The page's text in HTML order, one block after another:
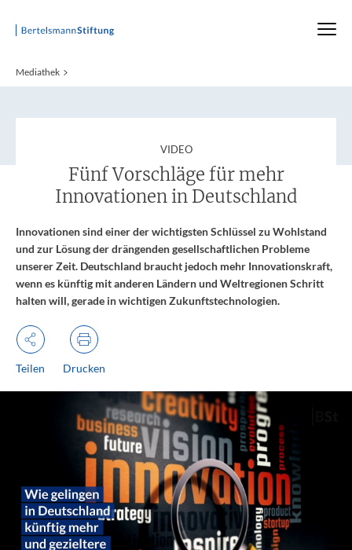
Startseite
Mediathek
VIDEO:
Fünf Vorschläge für mehr
Innovationen in Deutschland
Innovationen sind einer der wichtigsten Schlüssel zu Wohlstand
und zur Lösung der drängenden gesellschaftlichen Probleme
unserer Zeit. Deutschland braucht jedoch mehr Innovationskraft,
wenn es künftig mit anderen Ländern und Weltregionen Schritt
halten will, gerade in wichtigen Zukunftstechnologien.
Teilen Drucken